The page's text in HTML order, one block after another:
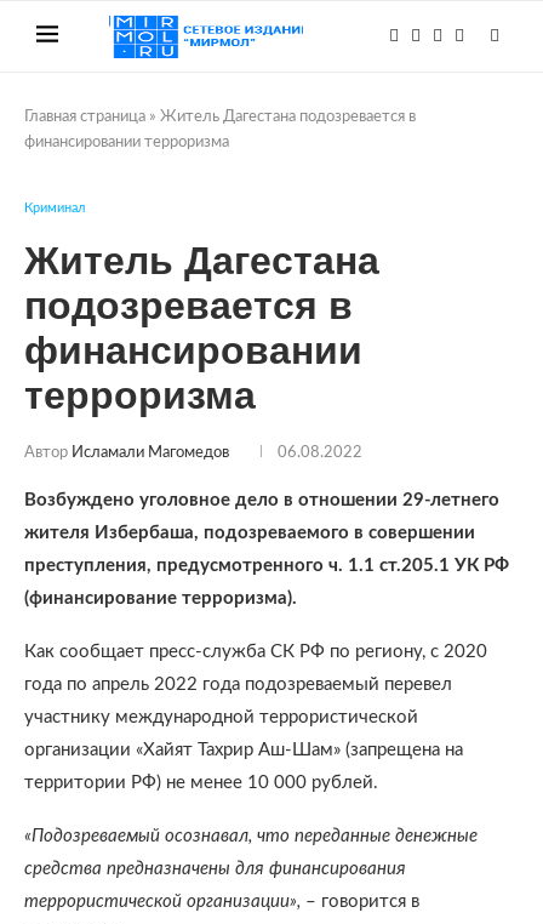
Главная страница » Житель Дагестана подозревается в
финансировании терроризма
Криминал
Житель Дагестана
подозревается в
финансировании
терроризма
Автор Исламали Магомедов 06.08.2022
Возбуждено уголовное дело в отношении 29-летнего
жителя Избербаша, подозреваемого в совершении
преступления, предусмотренного ч. 1.1 ст.205.1 УК РФ
(финансирование терроризма).
Как сообщает пресс-служба СК РФ по региону, с 2020
года по апрель 2022 года подозреваемый перевел
участнику международной террористической
организации «Хайят Тахрир Аш-Шам» (запрещена на
территории РФ) не менее 10 000 рублей.
«Подозреваемый осознавал, что переданные денежные
средства предназначены для финансирования
террористической организации», – говорится в